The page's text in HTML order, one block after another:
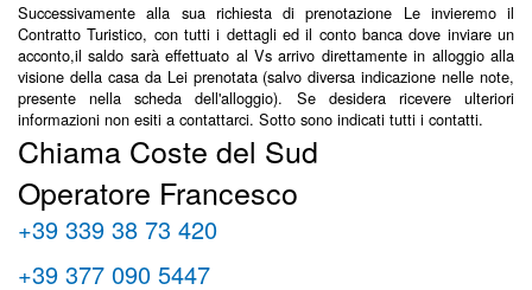
Successivamente alla sua richiesta di prenotazione Le invieremo il
Contratto Turistico, con tutti i dettagli ed il conto banca dove inviare un
acconto,il saldo sarà effettuato al Vs arrivo direttamente in alloggio alla
visione della casa da Lei prenotata (salvo diversa indicazione nelle note,
presente nella scheda dell'alloggio). Se desidera ricevere ulteriori
informazioni non esiti a contattarci. Sotto sono indicati tutti i contatti.
Chiama Coste del Sud
Operatore Francesco
+39 339 38 73 420
+39 377 090 5447